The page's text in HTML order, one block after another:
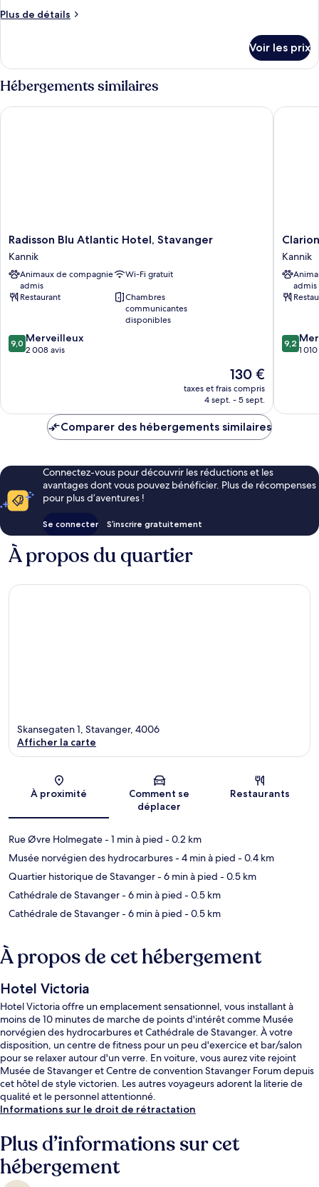
chambre :
grand
lit
Plus de détails
Plus
le
type
de
Suite,
Voir les prix
Hébergements similaires
Radisson
Blu
Atlantic
Hotel,
Stavanger
Kannik
Radisson Blu Atlantic Hotel, Stavanger
Kannik
Animaux de compagnie
admis
Wi-Fi gratuit
Restaurant
Chambres
communicantes
disponibles
9.0
sur
9,0 Merveilleux
2 008 avis
Le
nouveau
prix
de
130 €
taxes et frais compris
4 sept. - 5 sept.
Radisson Blu Atlantic Hotel, Stavanger
Clarion
Hotel
Kannik
Kannik
admis
9.2
sur
9,2
1
Clarion
Comparer des hébergements similaires
Connectez-vous pour découvrir les réductions et les
avantages dont vous pouvez bénéficier. Plus de récompenses
pour plus d’aventures !
Se connecter S’inscrire gratuitement
À propos du quartier
Carte
Skansegaten 1, Stavanger, 4006
Afficher la carte
À proximité
Comment se
déplacer
Restaurants
Rue Øvre Holmegate- 1 min à pied - 0.2 km
Musée norvégien des hydrocarbures- 4 min à pied - 0.4 km
Quartier historique de Stavanger- 6 min à pied - 0.5 km
Cathédrale de Stavanger- 6 min à pied - 0.5 km
Cathédrale de Stavanger- 6 min à pied - 0.5 km
À propos de cet hébergement
Hotel Victoria
Hotel Victoria offre un emplacement sensationnel, vous installant à
moins de 10 minutes de marche de points d'intérêt comme Musée
norvégien des hydrocarbures et Cathédrale de Stavanger. À votre
disposition, un centre de fitness pour un peu d'exercice et bar/salon
pour se relaxer autour d'un verre. En voiture, vous aurez vite rejoint
Musée de Stavanger et Centre de convention Stavanger Forum depuis
cet hôtel de style victorien. Les autres voyageurs adorent la literie de
qualité et le personnel attentionné.
Informations sur le droit de rétractation
Plus d’informations sur cet
hébergement